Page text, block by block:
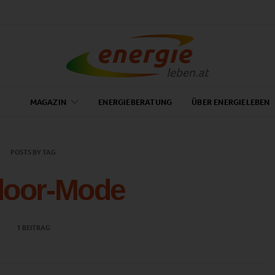
MAGAZIN ENERGIEBERATUNG ÜBER ENERGIELEBEN
POSTS BY TAG
Mode
1 BEITRAG